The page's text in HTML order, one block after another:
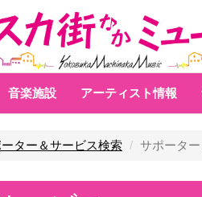
音楽施設 アーティスト情報
ター＆サービス検索 サポータ